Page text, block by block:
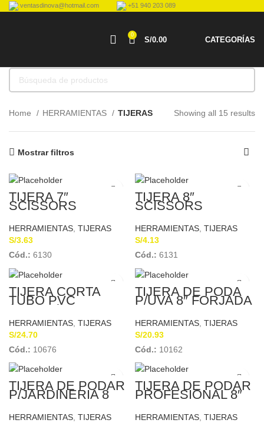
ventasdinova@hotmail.com +51 940 203 089
0
S/0.00 CATEGORÍAS
Home HERRAMIENTAS TIJERAS Showing all 15 results
Mostrar filtros
TIJERA 7″
SCISSORS
HERRAMIENTAS, TIJERAS
S/3.63
Cód.: 6130
TIJERA 8″
SCISSORS
HERRAMIENTAS, TIJERAS
S/4.13
Cód.: 6131
TIJERA CORTA
TUBO PVC
(TJB001)
UYUSTOOLS
HERRAMIENTAS TIJERAS
S/24.70
Cód.: 10676
TIJERA DE PODA
P/UVA 8″ FORJADA
TRUPER 18457
HERRAMIENTAS TIJERAS
S/20.93
Cód.: 10162
TIJERA DE PODAR
P/JARDINERIA 8
1/2″ PRETUL 23103
HERRAMIENTAS TIJERAS
TIJERA DE PODAR
PROFESIONAL 8″
HERRAGRO
43010208
HERRAMIENTAS TIJERAS